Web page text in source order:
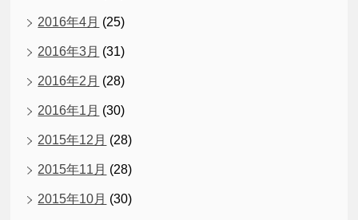
2016年4月 (25)
2016年3月 (31)
2016年2月 (28)
2016年1月 (30)
2015年12月 (28)
2015年11月 (28)
2015年10月 (30)